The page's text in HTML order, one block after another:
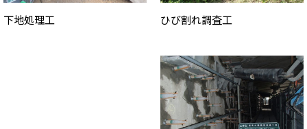
下地処理工 ひび割れ調査工